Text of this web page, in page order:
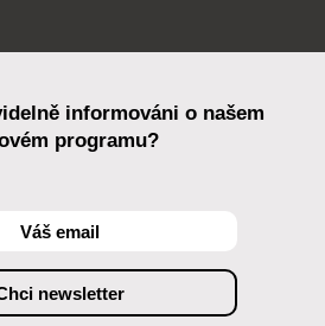
informováni o našem
programu?